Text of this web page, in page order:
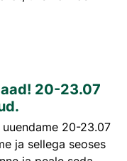
20-23.07
20-23.07
ja sellega seoses